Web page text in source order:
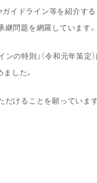
イドライン等を紹介す
問題を網羅しています。
の特則」（令和元年策定
した。
けることを願っています